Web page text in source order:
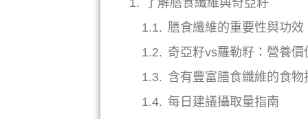
了解膳食纖維與奇亞籽
膳食纖維的重要性與功效
奇亞籽vs羅勒籽：營養價
含有豐富膳食纖維的食物
每日建議攝取量指南